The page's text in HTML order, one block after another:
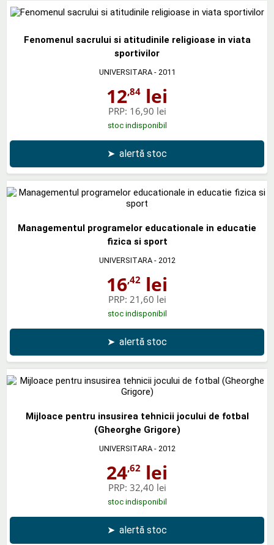
Fenomenul sacrului si atitudinile religioase in viata
sportivilor
UNIVERSITARA- 2011
12,84 lei
PRP: 16,90 lei
stoc indisponibil
➤ alertă stoc
Managementul programelor educationale in educatie
fizica si sport
UNIVERSITARA- 2012
16,42 lei
PRP: 21,60 lei
stoc indisponibil
➤ alertă stoc
Mijloace pentru insusirea tehnicii jocului de fotbal
(Gheorghe Grigore)
UNIVERSITARA- 2012
24,62 lei
PRP: 32,40 lei
stoc indisponibil
➤ alertă stoc